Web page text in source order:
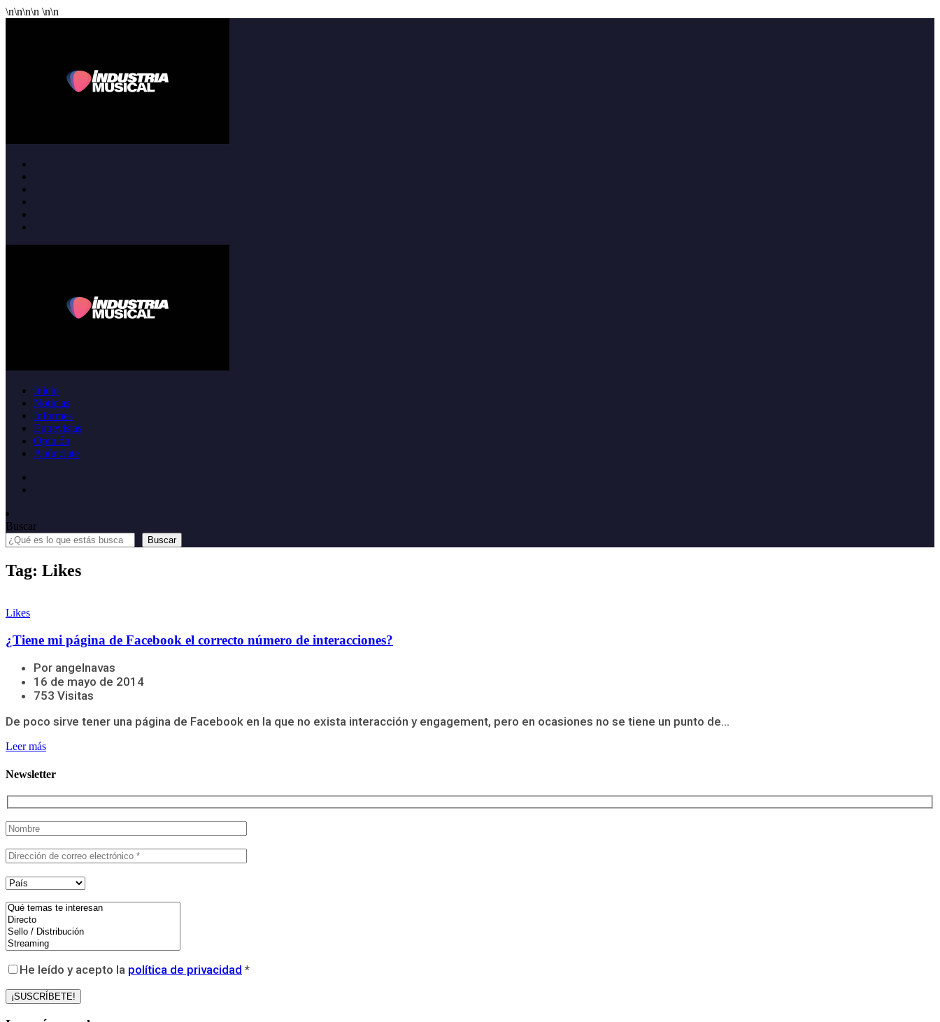
\n\n\n\n \n\n
Inicio
Noticias
Informes
Entrevistas
Opinión
Anúnciate
Buscar
Buscar
Tag: Likes
Likes
¿Tiene mi página de Facebook el correcto número de interacciones?
Por angelnavas
16 de mayo de 2014
753 Visitas
De poco sirve tener una página de Facebook en la que no exista interacción y engagement, pero en ocasiones no se tiene un punto de...
Leer más
Newsletter
He leído y acepto la política de privacidad *